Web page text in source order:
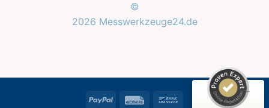
©
2026 Messwerkzeuge24.de
PayPal Rechung